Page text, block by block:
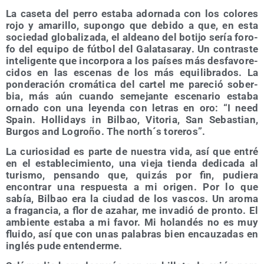
La case­ta del perro esta­ba ador­na­da con los colo­res
rojo y ama­ri­llo, supon­go que debi­do a que, en esta
socie­dad glo­ba­li­za­da, el aldeano del boti­jo sería foro­
fo del equi­po de fút­bol del Gala­ta­sa­ray. Un con­tras­te
inte­li­gen­te que incor­po­ra a los paí­ses más des­fa­vo­re­
ci­dos en las esce­nas de los más equi­li­bra­dos. La
pon­de­ra­ción cro­má­ti­ca del car­tel me pare­ció sober­
bia, más aún cuan­do seme­jan­te esce­na­rio esta­ba
orna­do con una leyen­da con letras en oro: “I need
Spain. Holli­days in Bil­bao, Vito­ria, San Sebas­tian,
Bur­gos and Logro­ño. The north´s toreros”.
La curio­si­dad es par­te de nues­tra vida, así que entré
en el esta­ble­ci­mien­to, una vie­ja tien­da dedi­ca­da al
turis­mo, pen­san­do que, qui­zás por fin, pudie­ra
encon­trar una res­pues­ta a mi ori­gen. Por lo que
sabía, Bil­bao era la ciu­dad de los vas­cos. Un aro­ma
a fra­gan­cia, a flor de azahar, me inva­dió de pron­to. El
ambien­te esta­ba a mi favor. Mi holan­dés no es muy
flui­do, así que con unas pala­bras bien encau­za­das en
inglés pude entenderme.